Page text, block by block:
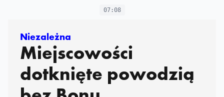
07:08
Niezależna
Miejscowości
dotknięte powodzią